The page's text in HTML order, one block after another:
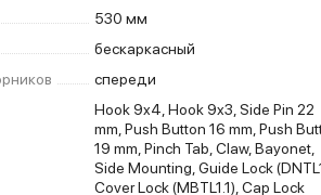
530 мм
бескаркасный
спереди
Hook 9x4, Hook 9x3, Side Pin 22
mm, Push Button 16 mm, Push
19 mm, Pinch Tab, Claw, Bayonet,
Side Mounting, Guide Lock
Cover Lock (MBTL1.1), Cap Lock